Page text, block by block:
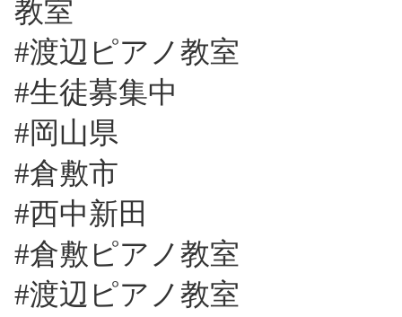
教室
#渡辺ピアノ教室
#生徒募集中
#岡山県
#倉敷市
#西中新田
#倉敷ピアノ教室
#渡辺ピアノ教室